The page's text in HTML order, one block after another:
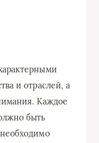
и отраслей, а
Каждое
быть